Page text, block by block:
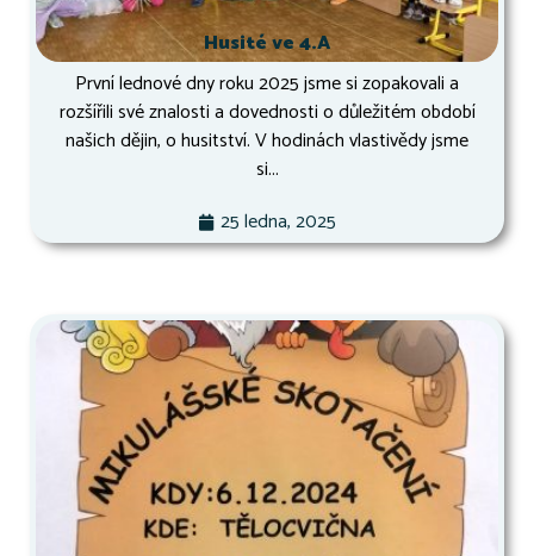
Husité ve 4.A
První lednové dny roku 2025 jsme si zopakovali a
rozšířili své znalosti a dovednosti o důležitém období
našich dějin, o husitství. V hodinách vlastivědy jsme
si...
25 ledna, 2025